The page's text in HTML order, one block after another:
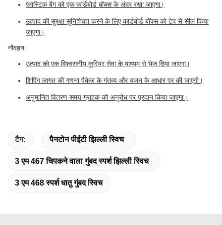
प्लास्टिक बैग को एक कार्डबोर्ड बॉक्स के अंदर रखा जाएगा।
उत्पाद की सुरक्षा सुनिश्चित करने के लिए कार्डबोर्ड बॉक्स को टेप से सील किया
जाएगा।
नौवहन:
उत्पाद को एक विश्वसनीय कूरियर सेवा के माध्यम से भेज दिया जाएगा।
शिपिंग लागत की गणना पैकेज के गंतव्य और वजन के आधार पर की जाएगी।
अनुमानित वितरण समय ग्राहक को अनुरोध पर प्रदान किया जाएगा।
टैग: पैनटोन पीईटी झिल्ली स्विच
3 एम 467 चिपकने वाला गुंबद स्पर्श झिल्ली स्विच
3 एम 468 स्पर्श धातु गुंबद स्विच